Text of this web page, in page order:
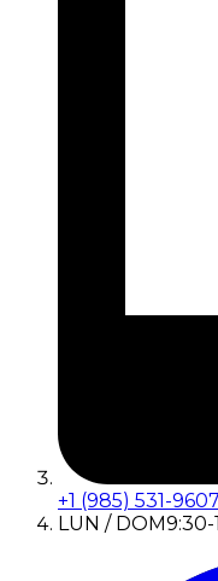
+1 (985) 531-9607
LUN / DOM9:30-